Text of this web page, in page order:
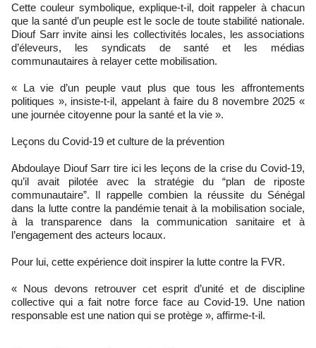
Cette couleur symbolique, explique-t-il, doit rappeler à chacun
que la santé d’un peuple est le socle de toute stabilité nationale.
Diouf Sarr invite ainsi les collectivités locales, les associations
d’éleveurs, les syndicats de santé et les médias
communautaires à relayer cette mobilisation.
« La vie d’un peuple vaut plus que tous les affrontements
politiques », insiste-t-il, appelant à faire du 8 novembre 2025 «
une journée citoyenne pour la santé et la vie ».
Leçons du Covid-19 et culture de la prévention
Abdoulaye Diouf Sarr tire ici les leçons de la crise du Covid-19,
qu’il avait pilotée avec la stratégie du “plan de riposte
communautaire”. Il rappelle combien la réussite du Sénégal
dans la lutte contre la pandémie tenait à la mobilisation sociale,
à la transparence dans la communication sanitaire et à
l’engagement des acteurs locaux.
Pour lui, cette expérience doit inspirer la lutte contre la FVR.
« Nous devons retrouver cet esprit d’unité et de discipline
collective qui a fait notre force face au Covid-19. Une nation
responsable est une nation qui se protège », affirme-t-il.